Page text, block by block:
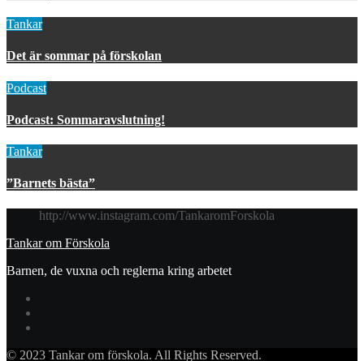
Tankar
Det är sommar på förskolan
Podcast
Podcast: Sommaravslutning!
Tankar
”Barnets bästa”
http://www.instagram.com/TankaromForskola
Tankar om Förskola
Barnen, de vuxna och reglerna kring arbetet
© 2023 Tankar om förskola. All Rights Reserved.